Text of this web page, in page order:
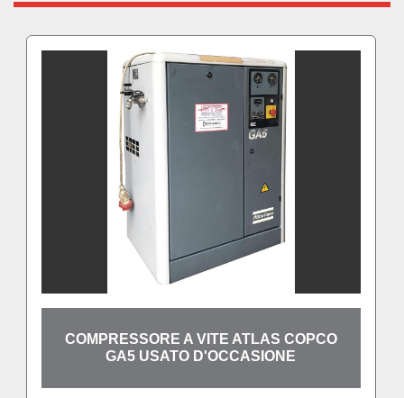
COMPRESSORE A VITE ATLAS COPCO
GA5 USATO D'OCCASIONE